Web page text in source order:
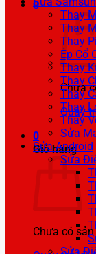
0
Chưa
Quay
0
Giỏ hàng
Chưa có
Thay
Thay
Thay
Ép Cổ
Thay
Thay
Thay
Thay
Thay
Sửa
Sửa Android
Sửa